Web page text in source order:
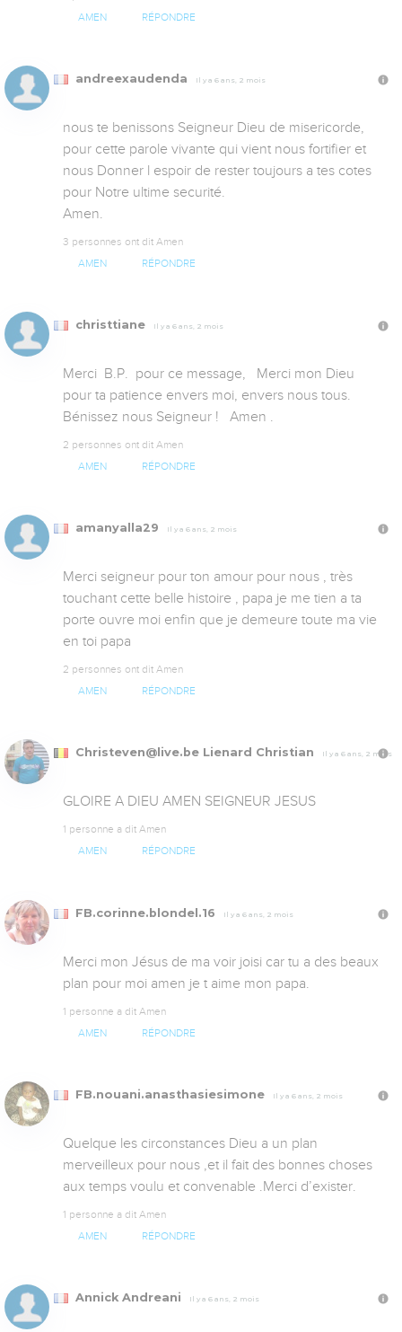
AMEN RÉPONDRE
andreexaudenda Il y a 6 ans, 2 mois
nous te benissons Seigneur Dieu de misericorde,
pour cette parole vivante qui vient nous fortifier et
nous Donner l espoir de rester toujours a tes cotes
pour Notre ultime securité.
Amen.
3 personnes ont dit Amen
AMEN RÉPONDRE
christtiane Il y a 6 ans, 2 mois
Merci  B.P.  pour ce message,   Merci mon Dieu
pour ta patience envers moi, envers nous tous.
Bénissez nous Seigneur !   Amen .
2 personnes ont dit Amen
AMEN RÉPONDRE
amanyalla29 Il y a 6 ans, 2 mois
Merci seigneur pour ton amour pour nous , très
touchant cette belle histoire , papa je me tien a ta
porte ouvre moi enfin que je demeure toute ma vie
en toi papa
2 personnes ont dit Amen
AMEN RÉPONDRE
Christeven@live.be Lienard Christian Il y a 6 ans, 2 mois
GLOIRE A DIEU AMEN SEIGNEUR JESUS
1 personne a dit Amen
AMEN RÉPONDRE
FB.corinne.blondel.16 Il y a 6 ans, 2 mois
Merci mon Jésus de ma voir joisi car tu a des beaux
plan pour moi amen je t aime mon papa.
1 personne a dit Amen
AMEN RÉPONDRE
FB.nouani.anasthasiesimone Il y a 6 ans, 2 mois
Quelque les circonstances Dieu a un plan
merveilleux pour nous ,et il fait des bonnes choses
aux temps voulu et convenable .Merci d’exister.
1 personne a dit Amen
AMEN RÉPONDRE
Annick Andreani Il y a 6 ans, 2 mois